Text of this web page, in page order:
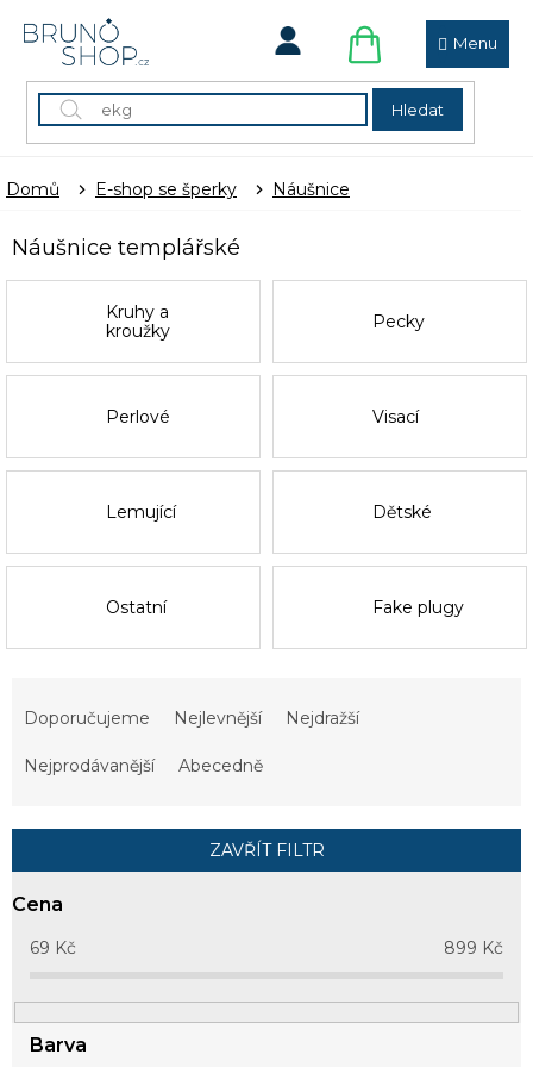
Hledat
NÁKUPNÍ
KOŠÍK
Domů E-shop se šperky Náušnice
Náušnice templářské
Kruhy a
kroužky
Pecky
Perlové Visací
Lemující Dětské
Ostatní Fake plugy
r
o
t
ů
Doporučujeme Nejlevnější Nejdražší
Nejprodávanější Abecedně
ZAVŘÍT FILTR
Cena
69 Kč 899 Kč
Barva